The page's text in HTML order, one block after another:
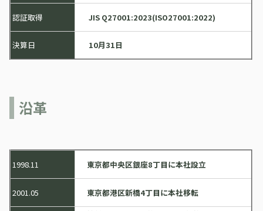
認証取得 JIS Q27001:2023(ISO27001:2022)
決算日 10月31日
沿革
1998.11 東京都中央区銀座8丁目に本社設立
2001.05 東京都港区新橋4丁目に本社移転